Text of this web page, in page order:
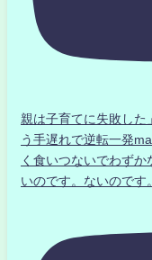
親は子育てに失敗した
う手遅れで逆転一発
く食いつないでわず
いのです。ないのです。